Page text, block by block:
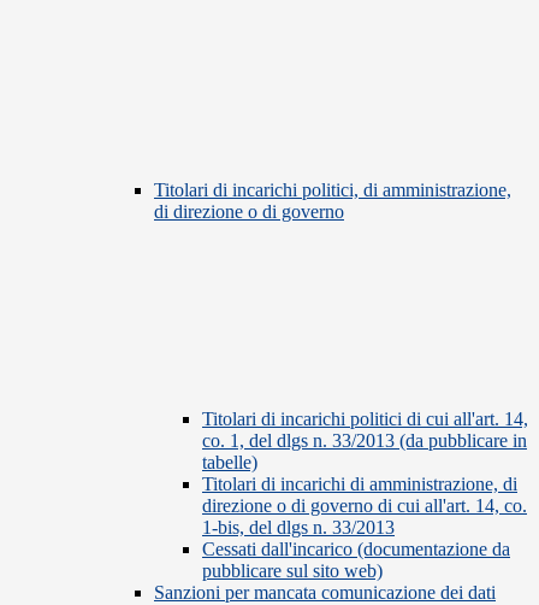
Titolari di incarichi politici, di amministrazione,
di direzione o di governo
Titolari di incarichi politici di cui all'art. 14,
co. 1, del dlgs n. 33/2013 (da pubblicare in
tabelle)
Titolari di incarichi di amministrazione, di
direzione o di governo di cui all'art. 14, co.
1-bis, del dlgs n. 33/2013
Cessati dall'incarico (documentazione da
pubblicare sul sito web)
Sanzioni per mancata comunicazione dei dati